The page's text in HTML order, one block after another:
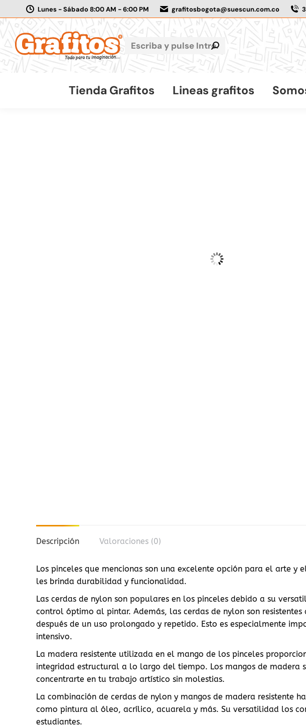
Lunes - Sábado 8:00 AM - 6:00 PM grafitosbogota@suescun.com.co
Tienda Grafitos Lineas grafitos
Descripción Valoraciones (0)
Los pinceles que mencionas son una excelente opción para el arte y
les brinda durabilidad y funcionalidad.
Las cerdas de nylon son populares en los pinceles debido a su
control óptimo al pintar. Además, las cerdas de nylon son
después de un uso prolongado y repetido. Esto es especialmente
intensivo.
La madera resistente utilizada en el mango de los pinceles
integridad estructural a lo largo del tiempo. Los mangos de madera
concentrarte en tu trabajo artístico sin molestias.
La combinación de cerdas de nylon y mangos de madera resistente
como pintura al óleo, acrílico, acuarela y más. Su versatilidad los
estudiantes.